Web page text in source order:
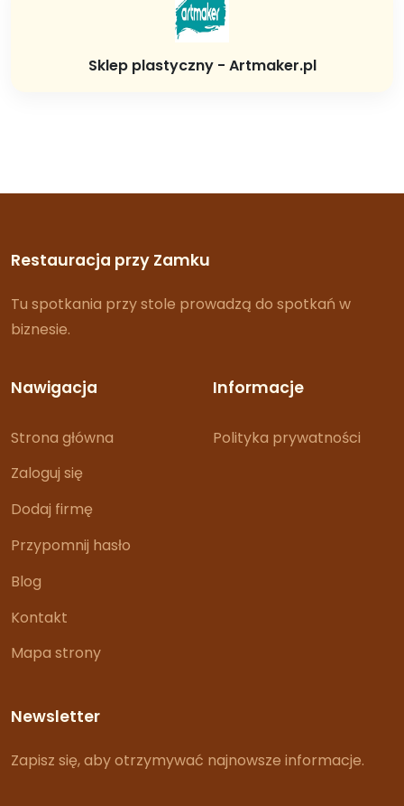
Sklep plastyczny - Artmaker.pl
Restauracja przy Zamku
Tu spotkania przy stole prowadzą do spotkań w
biznesie.
Nawigacja
Strona główna
Zaloguj się
Dodaj firmę
Przypomnij hasło
Blog
Kontakt
Mapa strony
Informacje
Polityka prywatności
Newsletter
Zapisz się, aby otrzymywać najnowsze informacje.